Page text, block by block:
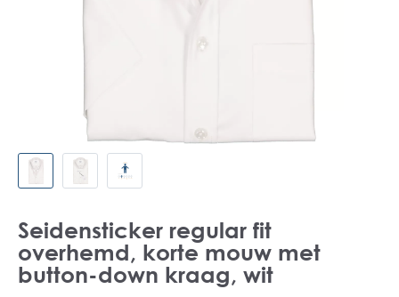
Seidensticker regular fit
overhemd, korte mouw met
button-down kraag, wit